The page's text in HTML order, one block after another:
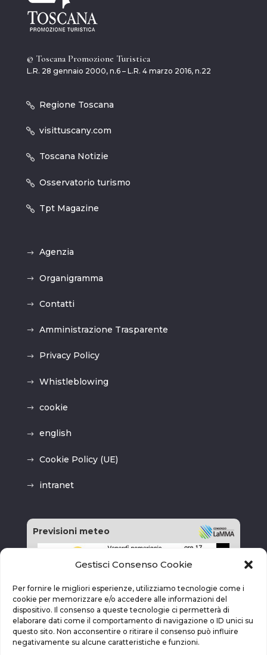
Gestisci Consenso Cookie
Per fornire le migliori esperienze, utilizziamo tecnologie come i
cookie per memorizzare e/o accedere alle informazioni del
dispositivo. Il consenso a queste tecnologie ci permetterà di
elaborare dati come il comportamento di navigazione o ID unici su
questo sito. Non acconsentire o ritirare il consenso può influire
negativamente su alcune caratteristiche e funzioni.
© Toscana Promozione Turistica
L.R. 28 gennaio 2000, n.6 – L.R. 4 marzo 2016, n.22
Regione Toscana
visittuscany.com
Toscana Notizie
Osservatorio turismo
Tpt Magazine
Agenzia
Organigramma
Contatti
Amministrazione Trasparente
Privacy Policy
Whistleblowing
cookie
english
Cookie Policy (UE)
intranet
Previsioni meteo